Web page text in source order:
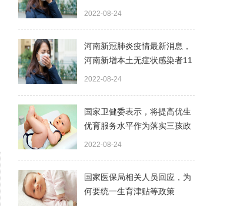
2022-08-24
河南新冠肺炎疫情最新消息，
河南新增本土无症状感染者11
例
2022-08-24
国家卫健委表示，将提高优生
优育服务水平作为落实三孩政
策的配套措施
2022-08-24
国家医保局相关人员回应，为
何要统一生育津贴等政策